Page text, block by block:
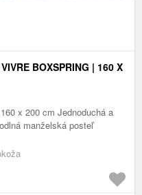
BOXSPRING | 160 X
x 200 cm Jednoduchá a
manželská posteľ